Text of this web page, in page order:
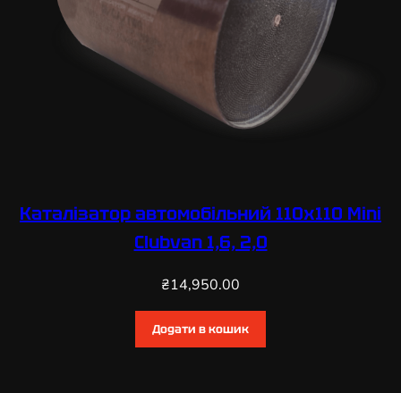
Каталізатор автомобільний 110х110 Mini
Clubvan 1,6, 2,0
₴14,950.00
Додати в кошик